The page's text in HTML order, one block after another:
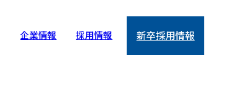
企業情報 採用情報 新卒採用情報